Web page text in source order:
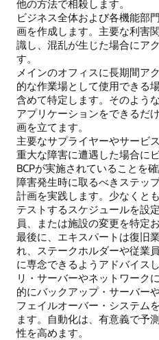
他の方法で相殺します。
ビジネス全体および各機能部
画を作成します。主要な利害
識し、混乱が生じた場合にア
す。
メインのオフィスに長期間ア
的な作業場として使用できる
含めて特定します。そのよう
アプリケーションをできるだ
画を立てます。
主要なサプライヤーやサービ
重大な障害に遭遇した場合に
BCPが実施されていることを確
障害発生時に取るべきステッ
計画を実践します。少なくと
テストするスケジュールを設
員、または施設の変更を特定
最後に、エキスパートは復旧
れ、ステークホルダーや従業
に専念できるようアドバイス
リ・サーバーやネットワーク
的にバックアップ・サーバー
フェイルオーバー・システム
ます。自動化は、有意義で予
性を高めます。